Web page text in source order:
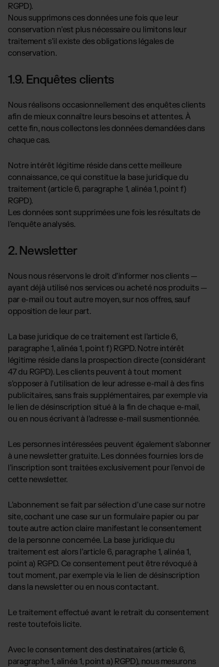
RGPD).
Nous supprimons ces données une fois que leur
conservation n’est plus nécessaire ou limitons leur
traitement s’il existe des obligations légales de
conservation.
1.9. Enquêtes clients
Nous réalisons occasionnellement des enquêtes clients
afin de mieux connaître leurs besoins et attentes. À
cette fin, nous collectons les données demandées dans
chaque cas.
Notre intérêt légitime réside dans cette meilleure
connaissance, ce qui constitue la base juridique du
traitement (article 6, paragraphe 1, alinéa 1, point f)
RGPD).
Les données sont supprimées une fois les résultats de
l’enquête analysés.
2. Newsletter
Nous nous réservons le droit d’informer nos clients —
ayant déjà utilisé nos services ou acheté nos produits —
par e-mail ou tout autre moyen, sur nos offres, sauf
opposition de leur part.
La base juridique de ce traitement est l’article 6,
paragraphe 1, alinéa 1, point f) RGPD. Notre intérêt
légitime réside dans la prospection directe (considérant
47 du RGPD). Les clients peuvent à tout moment
s’opposer à l’utilisation de leur adresse e-mail à des fins
publicitaires, sans frais supplémentaires, par exemple via
le lien de désinscription situé à la fin de chaque e-mail,
ou en nous écrivant à l’adresse e-mail susmentionnée.
Les personnes intéressées peuvent également s’abonner
à une newsletter gratuite. Les données fournies lors de
l’inscription sont traitées exclusivement pour l’envoi de
cette newsletter.
L’abonnement se fait par sélection d’une case sur notre
site, cochant une case sur un formulaire papier ou par
toute autre action claire manifestant le consentement
de la personne concernée. La base juridique du
traitement est alors l’article 6, paragraphe 1, alinéa 1,
point a) RGPD. Ce consentement peut être révoqué à
tout moment, par exemple via le lien de désinscription
dans la newsletter ou en nous contactant.
Le traitement effectué avant le retrait du consentement
reste toutefois licite.
Avec le consentement des destinataires (article 6,
paragraphe 1, alinéa 1, point a) RGPD), nous mesurons